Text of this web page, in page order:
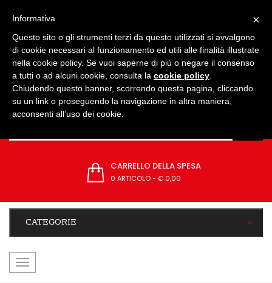
CARRELLO DELLA SPESA
0 ARTICOLO- € 0,00
CATEGORIE
navigazione
×
Informativa
Questo sito o gli strumenti terzi da questo utilizzati si avvalgono
di cookie necessari al funzionamento ed utili alle finalità illustrate
nella cookie policy. Se vuoi saperne di più o negare il consenso
a tutti o ad alcuni cookie, consulta la cookie policy
Chiudendo questo banner, scorrendo questa pagina, cliccando
su un link o proseguendo la navigazione in altra maniera,
acconsenti all’uso dei cookie.